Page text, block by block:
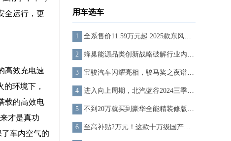
全运行，更
高效充电速
环境下，
载的高效电
才是真功
车内空气的
用车选车
全系售价11.59万元起 2025款东风奕派eπ007焕新上市
蜂巢能源品类创新战略破解行业内卷 15年60万公里、超长寿命，蜂行电池引领超充行业
宝骏汽车闪耀亮相，骏马奖之夜谱写文学新篇章
进入向上周期，北汽蓝谷2024三季度营收、销量齐增长
不到20万就买到豪华全能精装修版Model Y？ 岚图知音17.99万起，上市即交付！
至高补贴2万元！这款十万级国产小钢炮没有年轻人可以拒绝